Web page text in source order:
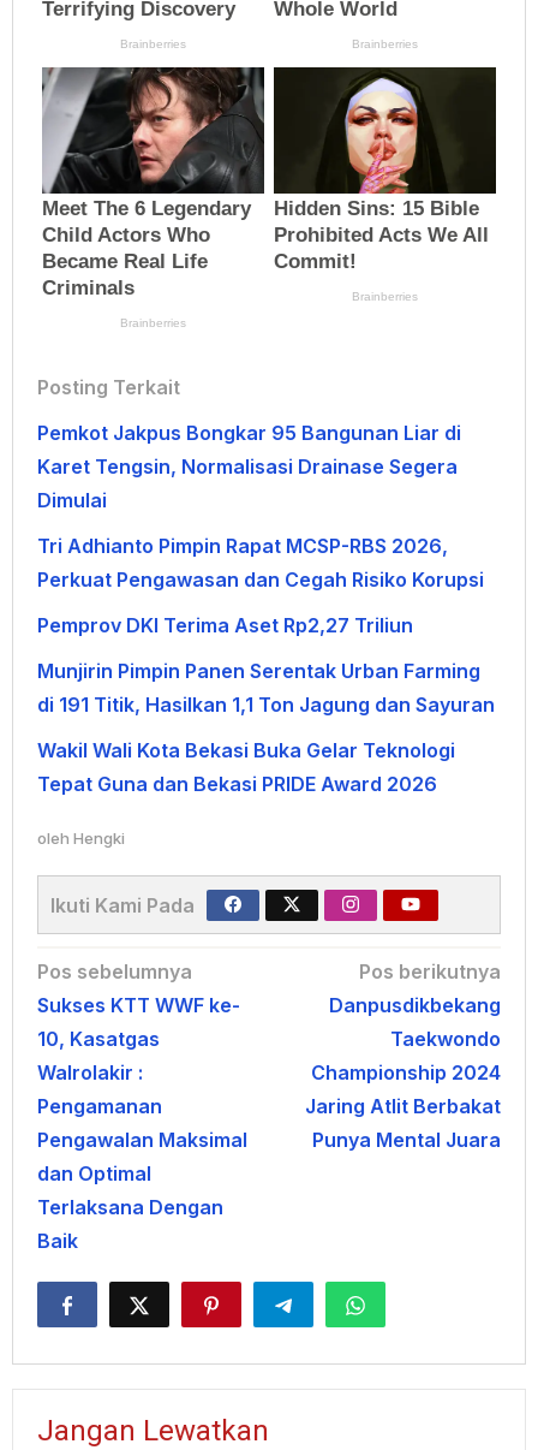
Posting Terkait
Pemkot Jakpus Bongkar 95 Bangunan Liar di
Karet Tengsin, Normalisasi Drainase Segera
Dimulai
Tri Adhianto Pimpin Rapat MCSP-RBS 2026,
Perkuat Pengawasan dan Cegah Risiko Korupsi
Pemprov DKI Terima Aset Rp2,27 Triliun
Munjirin Pimpin Panen Serentak Urban Farming
di 191 Titik, Hasilkan 1,1 Ton Jagung dan Sayuran
Wakil Wali Kota Bekasi Buka Gelar Teknologi
Tepat Guna dan Bekasi PRIDE Award 2026
oleh Hengki
Ikuti Kami Pada
Navigasi
pos
Pos sebelumnya
Sukses KTT WWF ke-
10, Kasatgas
Walrolakir :
Pengamanan
Pengawalan Maksimal
dan Optimal
Terlaksana Dengan
Baik
Pos berikutnya
Danpusdikbekang
Taekwondo
Championship 2024
Jaring Atlit Berbakat
Punya Mental Juara
Jangan Lewatkan